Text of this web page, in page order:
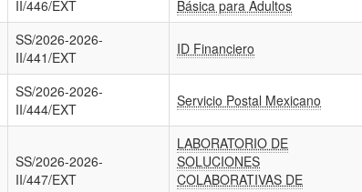
II/446/EXT
Básica para Adultos
SS/2026-2026-
II/441/EXT
ID Financiero
SS/2026-2026-
II/444/EXT
Servicio Postal Mexicano
SS/2026-2026-
II/447/EXT
LABORATORIO DE
SOLUCIONES
COLABORATIVAS DE